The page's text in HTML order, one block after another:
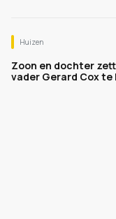
Huizen
Zoon en dochter
vader Gerard Cox